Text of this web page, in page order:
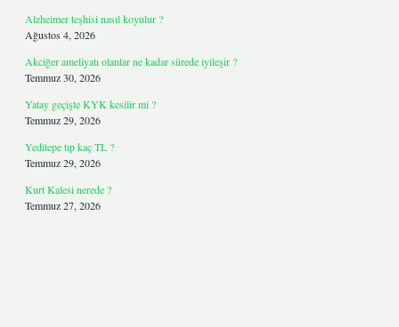
Alzheimer teşhisi nasıl koyulur ?
Ağustos 4, 2026
Akciğer ameliyatı olanlar ne kadar sürede iyileşir ?
Temmuz 30, 2026
Yatay geçişte KYK kesilir mi ?
Temmuz 29, 2026
Yeditepe tıp kaç TL ?
Temmuz 29, 2026
Kurt Kalesi nerede ?
Temmuz 27, 2026